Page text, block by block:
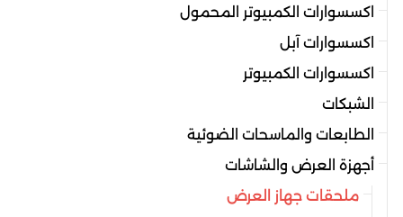
اكسسوارات الكمبيوتر المحمول
اكسسوارات آبل
اكسسوارات الكمبيوتر
الشبكات
الطابعات والماسحات الضوئية
أجهزة العرض والشاشات
ملحقات جهاز العرض